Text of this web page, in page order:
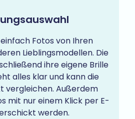
Fotos von Ihren
Lieblingsmodellen. Die
ihre eigene Brille
alles klar und kann die
vergleichen. Außerdem
mit nur einem Klick per E-
werden.